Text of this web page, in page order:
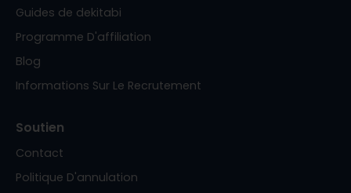
Guides de dekitabi
Programme D'affiliation
Blog
Informations Sur Le Recrutement
Soutien
Contact
Politique D'annulation